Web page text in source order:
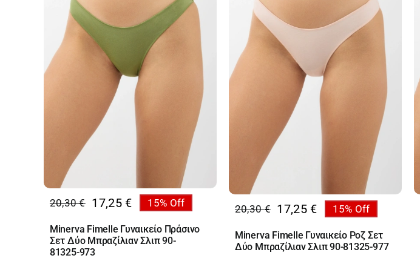
20,30€
Original
price
was:
20,30 €.
17,25 €
Η
τρέχουσα
τιμή
είναι:
15% Off
Minerva Fimelle Γυναικείο Πράσινο
Σετ Δύο Μπραζίλιαν Σλιπ 90-
81325-973
20,30€
Original
price
was:
17,25 €
Η
τρέχουσα
τιμή
15% Off
Minerva Fimelle Γυναικείο Ροζ Σετ
Δύο Μπραζίλιαν Σλιπ 90-81325-977